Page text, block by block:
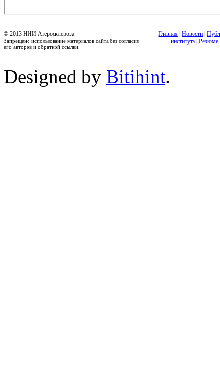
© 2013 НИИ Атеросклероза
Запрещено использование материалов сайта без согласия
его авторов и обратной ссылки.
Главная |Новости |
института |Резюме
Designed by Bitihint.